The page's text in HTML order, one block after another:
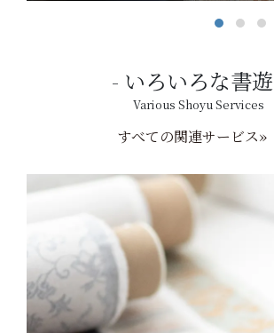
いろいろな書遊
Various Shoyu Services
すべての関連サービス»